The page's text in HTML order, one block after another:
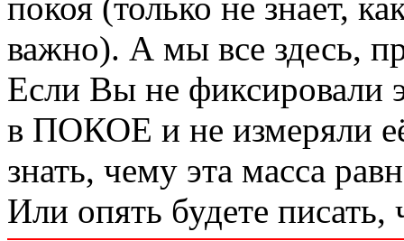
важно). А мы все здесь,
Если Вы не фиксировали
в ПОКОЕ и не измеряли
знать, чему эта масса
Или опять будете